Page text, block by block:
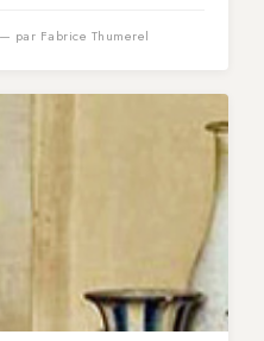
— par Fabrice Thumerel